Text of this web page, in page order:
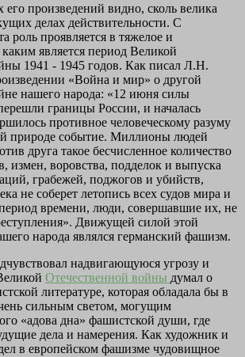
произведений видно, сколь велика
делах действительности. С
роль проявляется в тяжелое и
каким является период Великой
1941 - 1945 годов. Как писал Л.Н.
«Война и мир» о другой
нашего народа: «12 июня силы
границы России, и началась
противное человеческому разуму
природе событие. Миллионы людей
друга такое бесчисленное количество
измен, воровства, подделок и выпуска
грабежей, поджогов и убийств,
не соберет летопись всех судов мира и
времени, люди, совершавшие их, не
Движущей силой этой
народа являлся германский фашизм.
надвигающуюся угрозу и
Отечественной войны думал о
литературе, которая обладала бы в
сильным светом, могущим
«адова дна» фашистской души, где
дела и намерения. Как художник и
в европейском фашизме чудовищное